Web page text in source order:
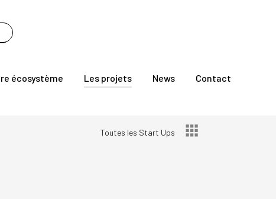
écosystème Les projets News Contact
Toutes les Start Ups